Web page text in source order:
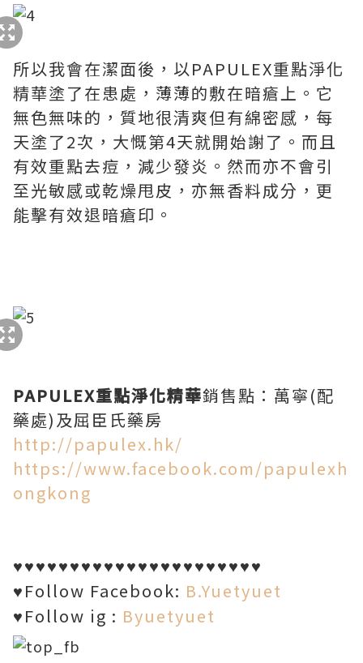
所以我會在潔面後，以PAPULEX重點淨化
精華塗了在患處，薄薄的敷在暗瘡上。它
無色無味的，質地很清爽但有綿密感，每
天塗了2次，大慨第4天就開始謝了。而且
有效重點去痘，減少發炎。然而亦不會引
至光敏感或乾燥甩皮，亦無香料成分，更
能擊有效退暗瘡印。
PAPULEX重點淨化精華銷售點：萬寧(配
藥處)及屈臣氏藥房
http://papulex.hk/
https://www.facebook.com/papulexh
ongkong
♥♥♥♥♥♥♥♥♥♥♥♥♥♥♥♥♥♥♥♥♥♥
♥Follow Facebook: B.Yuetyuet
♥Follow ig : Byuetyuet